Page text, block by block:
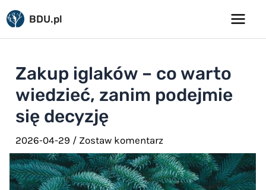
Pomiń
do
treści
BDU.pl
Main
Zakup iglaków – co warto
wiedzieć, zanim podejmie
się decyzję
2026-04-29 / Zostaw komentarz